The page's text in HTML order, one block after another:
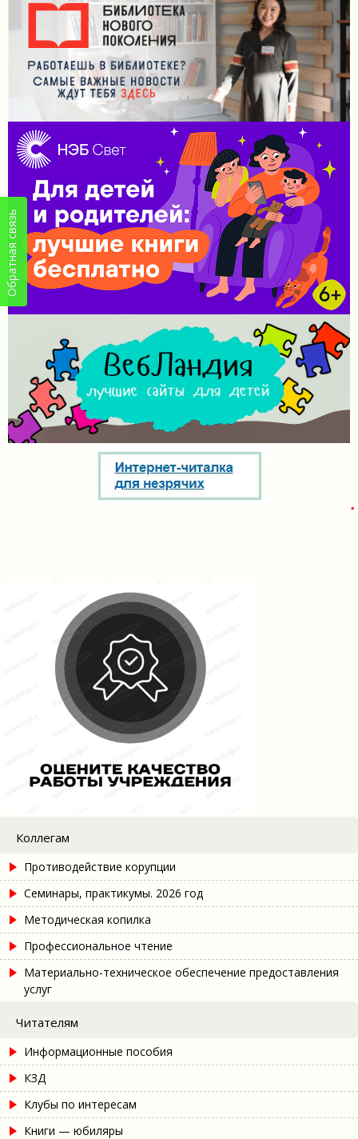
Коллегам
Противодействие корупции
Семинары, практикумы. 2026 год
Методическая копилка
Профессиональное чтение
Материально-техническое обеспечение предоставления
услуг
Читателям
Информационные пособия
КЗД
Клубы по интересам
Книги — юбиляры
Обратная связь